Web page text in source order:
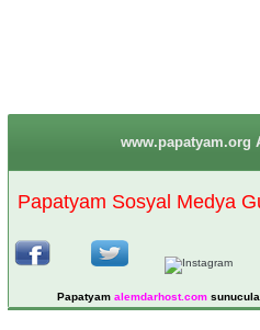
www.papatyam.org
Papatyam Sosyal Medya
Papatyam alemdarhost.com